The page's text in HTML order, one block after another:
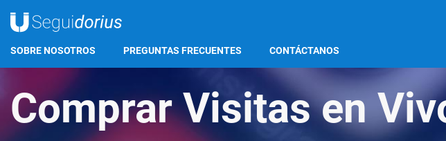
SOBRE NOSOTROS PREGUNTAS FRECUENTES CONTÁCTANOS
Comprar Visitas en